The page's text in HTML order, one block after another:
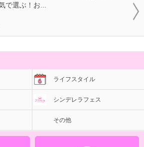
で選ぶ！お...
ライフスタイル
シンデレラフェス
その他